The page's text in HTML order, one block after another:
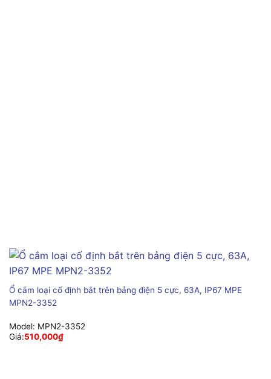
Ổ cắm loại cố định bắt trên bảng điện 5 cực, 63A, IP67 MPE
MPN2-3352
Model: MPN2-3352
Giá:510,000₫